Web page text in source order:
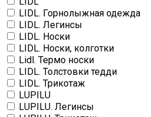
LIDL. Горнолыжная одежда
LIDL. Легинсы
LIDL. Носки
LIDL. Носки, колготки
Lidl. Термо носки
LIDL. Толстовки тедди
LIDL. Трикотаж
LUPILU
LUPILU. Легинсы